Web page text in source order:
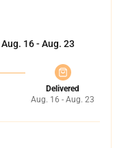
Aug. 16 - Aug. 23
Delivered
Aug. 16 - Aug. 23